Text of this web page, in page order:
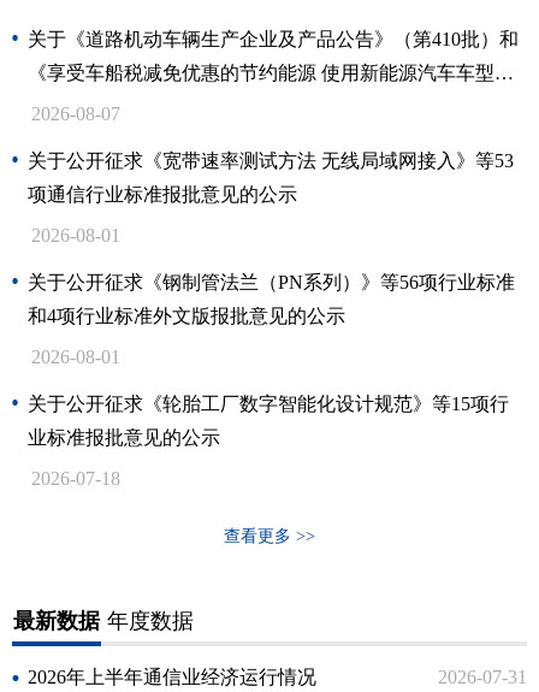
关于《道路机动车辆生产企业及产品公告》（第410批）和
《享受车船税减免优惠的节约能源 使用新能源汽车车型目
录》（第八十九批）拟发布内容的公示
2026-08-07
关于公开征求《宽带速率测试方法 无线局域网接入》等53
项通信行业标准报批意见的公示
2026-08-01
关于公开征求《钢制管法兰（PN系列）》等56项行业标准
和4项行业标准外文版报批意见的公示
2026-08-01
关于公开征求《轮胎工厂数字智能化设计规范》等15项行
业标准报批意见的公示
2026-07-18
查看更多 >>
最新数据 年度数据
2026-07-31
2026年上半年通信业经济运行情况